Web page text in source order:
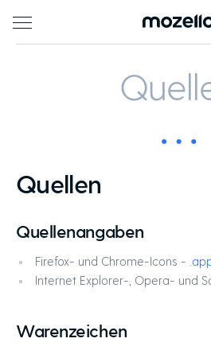
Quellen
Quellenangaben
Firefox- und Chrome-Icons -
Internet Explorer-, Opera- und
Warenzeichen